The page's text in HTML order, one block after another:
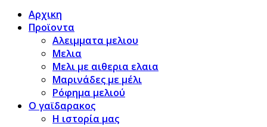
Αρχικη
Προϊoντα
Αλειμματα μελιου
Μελια
Μελι με αιθερια ελαια
Μαρινάδες με μέλι
Ρόφημα μελιού
Ο γαϊδαρακος
Η ιστορία μας